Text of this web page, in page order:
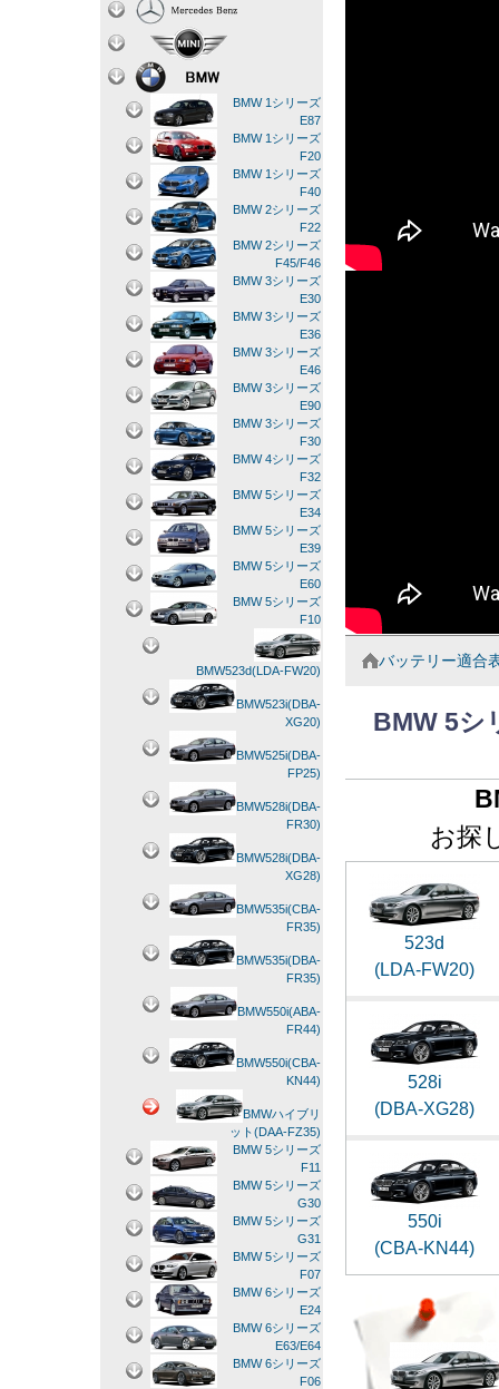
バッテリー適合
BMW 5シ
お探
523d
(LDA-FW20)
528i
(DBA-XG28)
550i
(CBA-KN44)
BMW 1シリーズ
E87
BMW 1シリーズ
F20
BMW 1シリーズ
F40
BMW 2シリーズ
F22
BMW 2シリーズ
F45/F46
BMW 3シリーズ
E30
BMW 3シリーズ
E36
BMW 3シリーズ
E46
BMW 3シリーズ
E90
BMW 3シリーズ
F30
BMW 4シリーズ
F32
BMW 5シリーズ
E34
BMW 5シリーズ
E39
BMW 5シリーズ
E60
BMW 5シリーズ
F10
BMW523d(LDA-FW20)
BMW523i(DBA-
XG20)
BMW525i(DBA-
FP25)
BMW528i(DBA-
FR30)
BMW528i(DBA-
XG28)
BMW535i(CBA-
FR35)
BMW535i(DBA-
FR35)
BMW550i(ABA-
FR44)
BMW550i(CBA-
KN44)
BMWハイブリ
ット(DAA-FZ35)
BMW 5シリーズ
F11
BMW 5シリーズ
G30
BMW 5シリーズ
G31
BMW 5シリーズ
F07
BMW 6シリーズ
E24
BMW 6シリーズ
E63/E64
BMW 6シリーズ
F06